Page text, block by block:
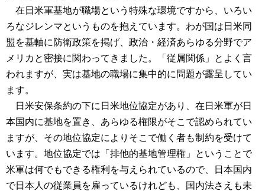
在日米軍基地が職場という特殊な環境ですから、いろい
ろなジレンマというものを抱えています。わが国は日米同
盟を基軸に防衛政策を掲げ、政治・経済あらゆる分野でア
メリカと密接に関わってきました。「従属関係」とよく言
われますが、実は基地の職場に集中的に問題が露呈してい
ます。
日米安保条約の下に日米地位協定があり、在日米軍が日
本国内に基地を置き、あらゆる権限がそこで認められてい
ますが、その地位協定によりそこで働く者も制約を受けて
います。地位協定では「排他的基地管理権」ということで
米軍は何でもできる権利を与えられているので、日本国内
で日本人の従業員を雇っているけれども、国内法さえも未